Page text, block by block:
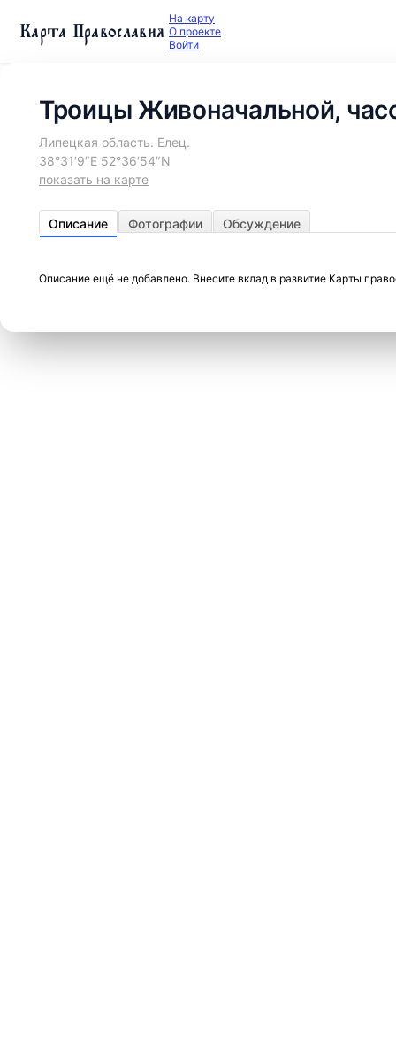
Карта Православия На карту
О проекте
Войти
Троицы Живоначальной,
Липецкая область. Елец.
38°31′9″E 52°36′54″N
показать на карте
Описание Фотографии Обсуждение
Описание ещё не добавлено. Внесите вклад в развитие Карты